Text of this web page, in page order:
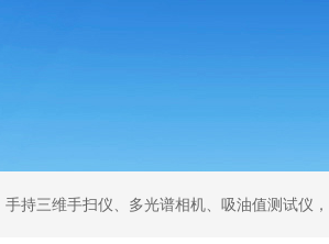
持三维手扫仪、多光谱相机、吸油值测试仪